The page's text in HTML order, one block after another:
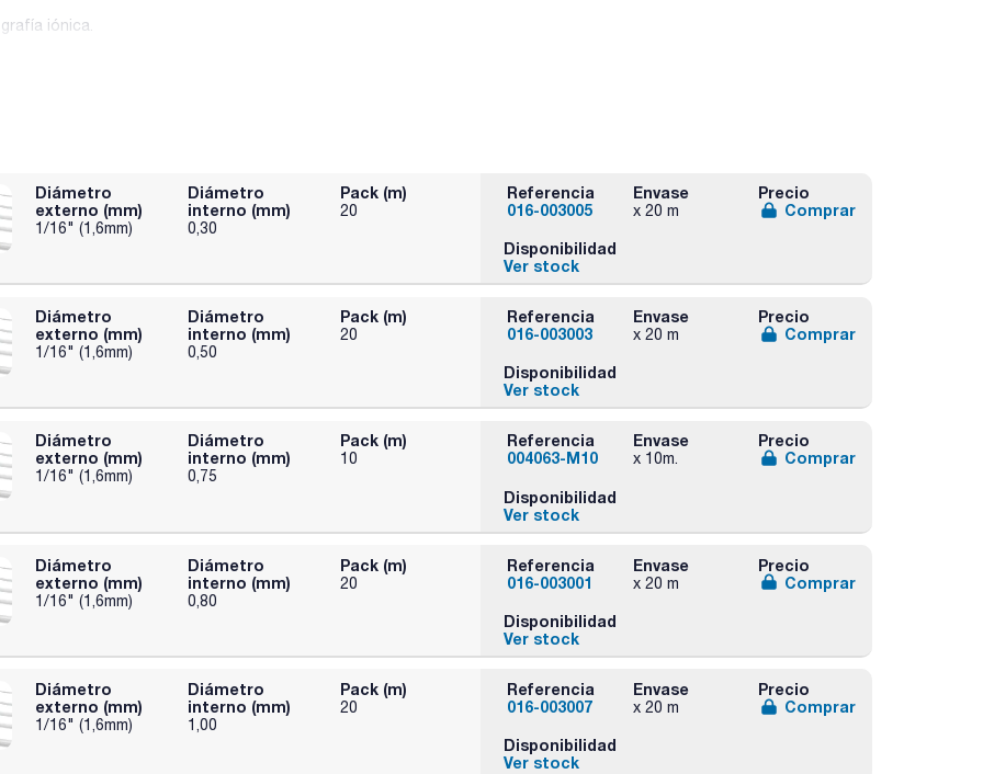
iónica.
Diámetro
externo (mm)
1/16" (1,6mm)
Diámetro
interno (mm)
0,30
Pack (m)
20
Referencia
016-003005
Envase
x 20 m
Precio
Comprar
Disponibilidad
Ver stock
Diámetro
externo (mm)
1/16" (1,6mm)
Diámetro
interno (mm)
0,50
Pack (m)
20
Referencia
016-003003
Envase
x 20 m
Precio
Comprar
Disponibilidad
Ver stock
Diámetro
externo (mm)
1/16" (1,6mm)
Diámetro
interno (mm)
0,75
Pack (m)
10
Referencia
004063-M10
Envase
x 10m.
Precio
Comprar
Disponibilidad
Ver stock
Diámetro
externo (mm)
1/16" (1,6mm)
Diámetro
interno (mm)
0,80
Pack (m)
20
Referencia
016-003001
Envase
x 20 m
Precio
Comprar
Disponibilidad
Ver stock
Diámetro
externo (mm)
1/16" (1,6mm)
Diámetro
interno (mm)
1,00
Pack (m)
20
Referencia
016-003007
Envase
x 20 m
Precio
Comprar
Disponibilidad
Ver stock